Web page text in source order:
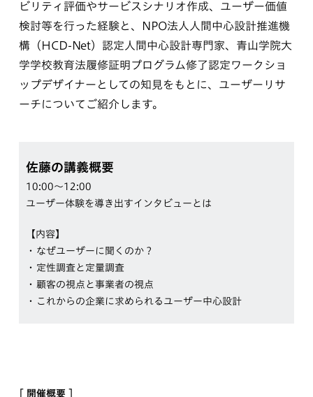
ビリティ評価やサービスシナリオ作成、ユーザー価値
検討等を行った経験と、NPO法人人間中心設計推進機
構（HCD-Net）認定人間中心設計専門家、青山学院大
学学校教育法履修証明プログラム修了認定ワークショ
ップデザイナーとしての知見をもとに、ユーザーリサ
ーチについてご紹介します。
佐藤の講義概要
10:00〜12:00
ユーザー体験を導き出すインタビューとは
【内容】
なぜユーザーに聞くのか？
定性調査と定量調査
顧客の視点と事業者の視点
これからの企業に求められるユーザー中心設計
[ 開催概要 ]